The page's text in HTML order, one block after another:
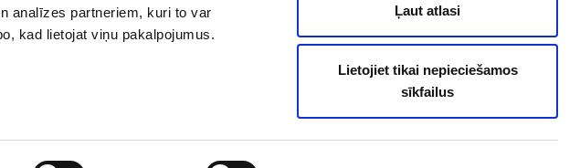
analīzes partneriem, kuri to var
kad lietojat viņu pakalpojumus.
Ļaut atlasi
Lietojiet tikai nepieciešamos
sīkfailus
of Association
Responsible Disclosure Policy